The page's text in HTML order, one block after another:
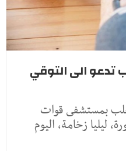
الى التوقي
بمستشفى قوات
ليليا زخامة، اليوم